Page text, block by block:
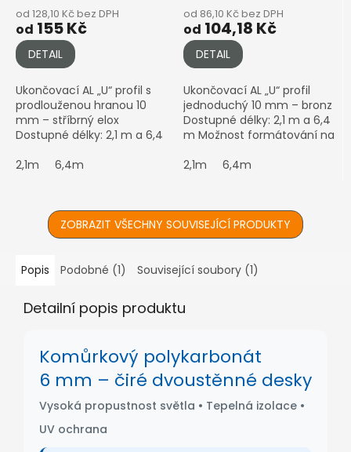
od 128,10 Kč bez DPH
od 155 Kč
DETAIL
Ukončovací AL „U“ profil s
prodlouženou hranou 10
mm – stříbrný elox
Dostupné délky: 2,1 m a 6,4
hranou – ideální pro boční
2,1m 6,4m
od 86,10 Kč bez DPH
od 104,18 Kč
DETAIL
Ukončovací AL „U“ profil
jednoduchý 10 mm – bronz
Dostupné délky: 2,1 m a 6,4
m Možnost formátování na
Vám přibalíme k
2,1m 6,4m
ZOBRAZIT VŠECHNY SOUVISEJÍCÍ PRODUKTY
Popis Podobné (1) Související soubory (1)
Detailní popis produktu
Komůrkový polykarbonát
6 mm – čiré dvoustěnné desky
Vysoká propustnost světla • Tepelná izolace •
UV ochrana